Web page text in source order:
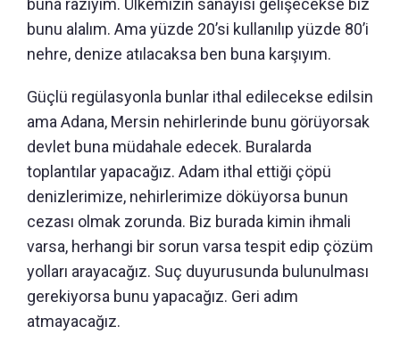
buna razıyım. Ülkemizin sanayisi gelişecekse biz
bunu alalım. Ama yüzde 20’si kullanılıp yüzde 80’i
nehre, denize atılacaksa ben buna karşıyım.
Güçlü regülasyonla bunlar ithal edilecekse edilsin
ama Adana, Mersin nehirlerinde bunu görüyorsak
devlet buna müdahale edecek. Buralarda
toplantılar yapacağız. Adam ithal ettiği çöpü
denizlerimize, nehirlerimize döküyorsa bunun
cezası olmak zorunda. Biz burada kimin ihmali
varsa, herhangi bir sorun varsa tespit edip çözüm
yolları arayacağız. Suç duyurusunda bulunulması
gerekiyorsa bunu yapacağız. Geri adım
atmayacağız.